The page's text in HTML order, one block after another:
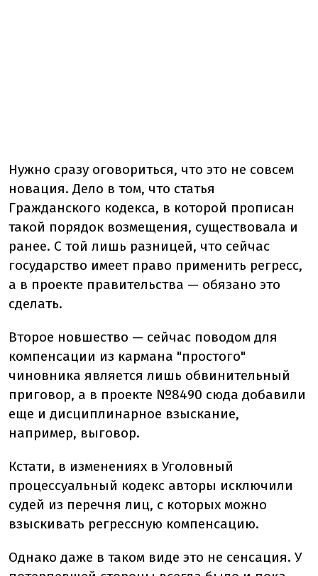
Нужно сразу оговориться, что это не совсем
новация. Дело в том, что статья
Гражданского кодекса, в которой прописан
такой порядок возмещения, существовала и
ранее. С той лишь разницей, что сейчас
государство имеет право применить регресс,
а в проекте правительства — обязано это
сделать.
Второе новшество — сейчас поводом для
компенсации из кармана "простого"
чиновника является лишь обвинительный
приговор, а в проекте №8490 сюда добавили
еще и дисциплинарное взыскание,
например, выговор.
Кстати, в изменениях в Уголовный
процессуальный кодекс авторы исключили
судей из перечня лиц, с которых можно
взыскивать регрессную компенсацию.
Однако даже в таком виде это не сенсация. У